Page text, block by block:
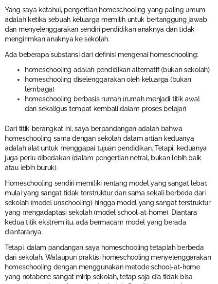
Yang saya ketahui, pengertian homeschooling yang paling umum
adalah ketika sebuah keluarga memilih untuk bertanggung jawab
dan menyelenggarakan sendiri pendidikan anaknya dan tidak
mengirimkan anaknya ke sekolah.
Ada beberapa substansi dari definisi mengenai homeschooling:
homeschooling adalah pendidikan alternatif (bukan sekolah)
homeschooling diselenggarakan oleh keluarga (bukan
lembaga)
homeschooling berbasis rumah (rumah menjadi titik awal
dan sekaligus tempat kembali dalam proses belajar)
Dari titik berangkat ini, saya berpandangan adalah bahwa
homeschooling sama dengan sekolah dalam artian keduanya
adalah alat untuk menggapai tujuan pendidikan. Tetapi, keduanya
juga perlu dibedakan (dalam pengertian netral, bukan lebih baik
atau lebih buruk).
Homeschooling sendiri memiliki rentang model yang sangat lebar,
mulai yang sangat tidak terstruktur dan sama sekali berbeda dari
sekolah (model unschooling) hingga model yang sangat terstruktur
yang mengadaptasi sekolah (model school-at-home). Diantara
kedua titik ekstrem itu, ada bermacam model yang berada
diantaranya.
Tetapi, dalam pandangan saya homeschooling tetaplah berbeda
dari sekolah. Walaupun praktisi homeschooling menyelenggarakan
homeschooling dengan menggunakan metode school-at-home
yang notabene sangat mirip sekolah, tetap saja dia tidak bisa